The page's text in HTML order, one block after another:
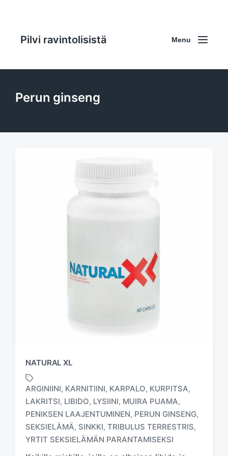
Pilvi ravintolisistä Menu
Perun ginseng
NATURAL XL
T
a
g
ARGINIINI, KARNITIINI, KARPALO, KURPITSA,
LAKRITSI, LIBIDO, LYSIINI, MUIRA PUAMA,
PENIKSEN LAAJENTUMINEN, PERUN GINSENG,
SEKSIELÄMÄ, SINKKI, TRIBULUS TERRESTRIS,
YRTIT SEKSIELÄMÄN PARANTAMISEKSI